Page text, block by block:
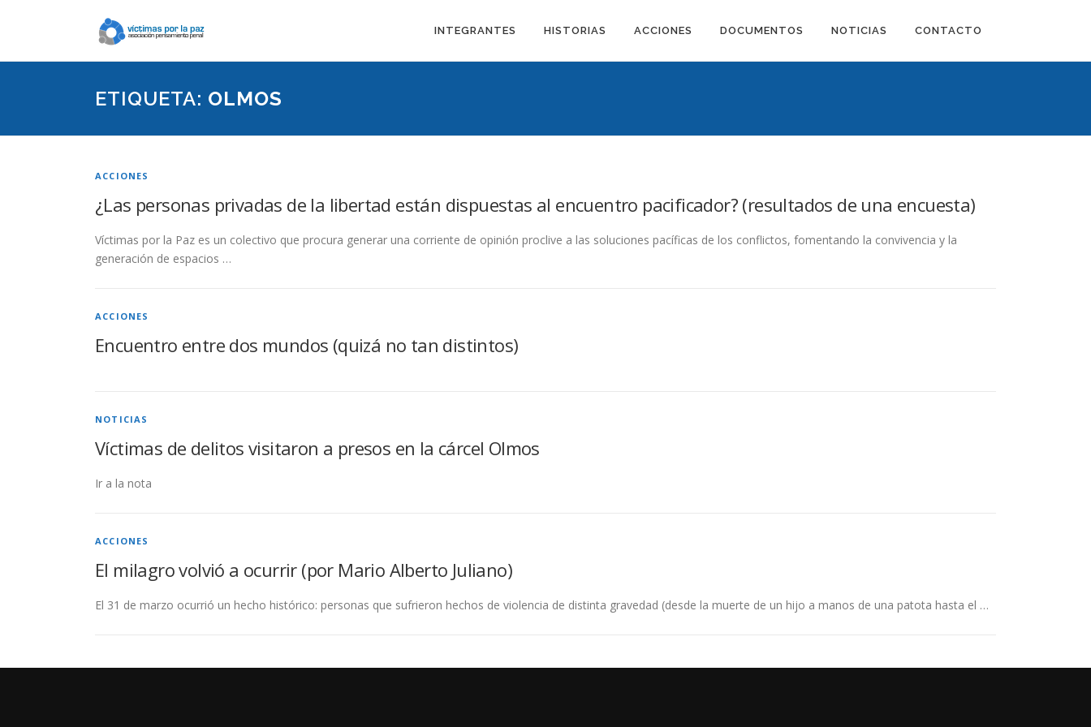
INTEGRANTES HISTORIAS ACCIONES DOCUMENTOS NOTICIAS CONTACTO
ETIQUETA: OLMOS
ACCIONES
¿Las personas privadas de la libertad están dispuestas al encuentro pacificador? (resultados de una encuesta)
Víctimas por la Paz es un colectivo que procura generar una corriente de opinión proclive a las soluciones pacíficas de los conflictos, fomentando la convivencia y la
generación de espacios …
ACCIONES
Encuentro entre dos mundos (quizá no tan distintos)
NOTICIAS
Víctimas de delitos visitaron a presos en la cárcel Olmos
Ir a la nota
ACCIONES
El milagro volvió a ocurrir (por Mario Alberto Juliano)
El 31 de marzo ocurrió un hecho histórico: personas que sufrieron hechos de violencia de distinta gravedad (desde la muerte de un hijo a manos de una patota hasta el …